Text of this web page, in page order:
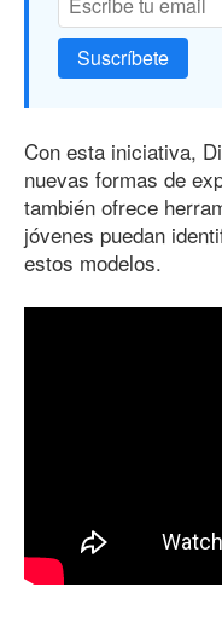
Suscríbete
Con esta iniciativa,
nuevas formas de
también ofrece
jóvenes puedan
estos modelos.